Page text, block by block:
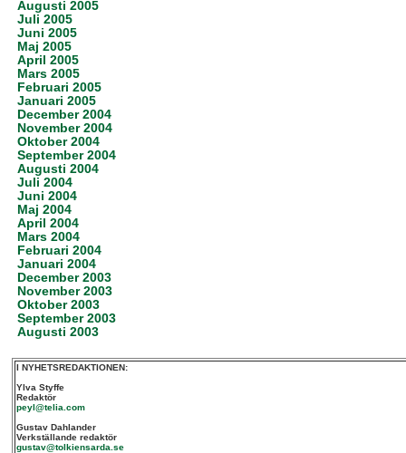
Augusti 2005
Juli 2005
Juni 2005
Maj 2005
April 2005
Mars 2005
Februari 2005
Januari 2005
December 2004
November 2004
Oktober 2004
September 2004
Augusti 2004
Juli 2004
Juni 2004
Maj 2004
April 2004
Mars 2004
Februari 2004
Januari 2004
December 2003
November 2003
Oktober 2003
September 2003
Augusti 2003
I NYHETSREDAKTIONEN:
Ylva Styffe
Redaktör
peyl@telia.com
Gustav Dahlander
Verkställande redaktör
gustav@tolkiensarda.se